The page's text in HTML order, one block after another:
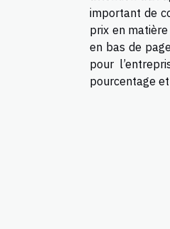
important de
prix en
en bas de
pour
pourcentage